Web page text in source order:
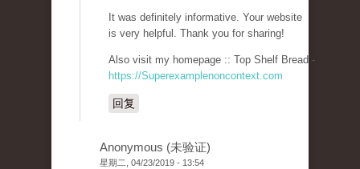
It was definitely informative. Your website
is very helpful. Thank you for sharing!
Also visit my homepage :: Top Shelf Bread -
https://Superexamplenoncontext.com
回复
Anonymous (未验证)
星期二, 04/23/2019 - 13:54